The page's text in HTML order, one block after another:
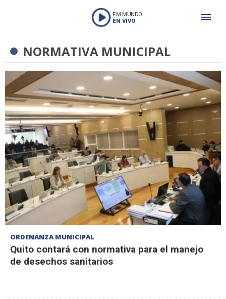
FM MUNDO
EN VIVO
NORMATIVA MUNICIPAL
ORDENANZA MUNICIPAL
Quito contará con normativa para el manejo
de desechos sanitarios